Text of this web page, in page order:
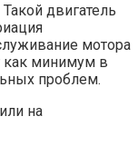
двигатель
мотора
как минимум в
проблем.
на